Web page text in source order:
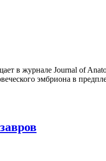
в журнале Journal of
эмбриона в